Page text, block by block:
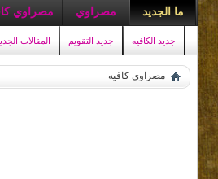
ما الجديد
جديد الكافيه جديد التقويم المقالات
مصراوي مصراوي
مصراوي كافيه